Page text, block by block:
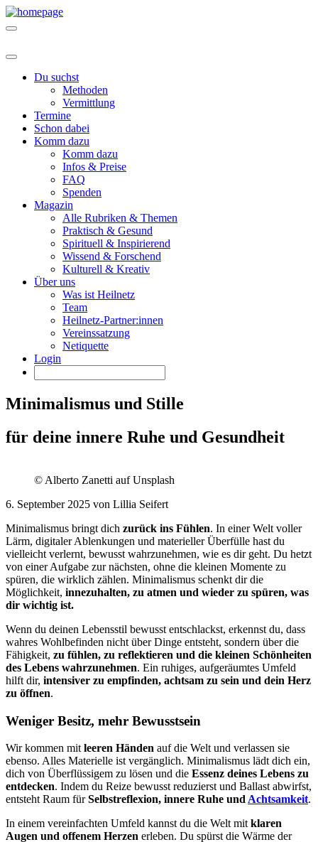
Du suchst
Methoden
Vermittlung
Termine
Schon dabei
Komm dazu
Komm dazu
Infos & Preise
FAQ
Spenden
Magazin
Alle Rubriken & Themen
Praktisch & Gesund
Spirituell & Inspirierend
Wissend & Forschend
Kulturell & Kreativ
Über uns
Was ist Heilnetz
Team
Heilnetz-Partner:innen
Vereinssatzung
Netiquette
Login
Minimalismus und Stille
für deine innere Ruhe und Gesundheit
© Alberto Zanetti auf Unsplash
6. September 2025 von Lillia Seifert
Minimalismus bringt dich zurück ins Fühlen. In einer Welt voller
Lärm, digitaler Ablenkungen und materieller Überfülle hast du
vielleicht verlernt, bewusst wahrzunehmen, wie es dir geht. Du hetzt
von einer Aufgabe zur nächsten, ohne die kleinen Momente zu
spüren, die wirklich zählen. Minimalismus schenkt dir die
Möglichkeit, innezuhalten, zu atmen und wieder zu spüren, was
dir wichtig ist.
Wenn du deinen Lebensstil bewusst entschlackst, erkennst du, dass
wahres Wohlbefinden nicht über Dinge entsteht, sondern über die
Fähigkeit, zu fühlen, zu reflektieren und die kleinen Schönheiten
des Lebens wahrzunehmen. Ein ruhiges, aufgeräumtes Umfeld
hilft dir, intensiver zu empfinden, achtsam zu sein und dein Herz
zu öffnen.
Weniger Besitz, mehr Bewusstsein
Wir kommen mit leeren Händen auf die Welt und verlassen sie
ebenso. Alles Materielle ist vergänglich. Minimalismus lädt dich ein,
dich von Überflüssigem zu lösen und die Essenz deines Lebens zu
entdecken. Indem du Reize bewusst reduzierst und Ballast abwirfst,
entsteht Raum fürSelbstreflexion, innere Ruhe und Achtsamkeit.
In einem vereinfachten Umfeld kannst du die Welt mit klaren
Augen und offenem Herzen erleben. Du spürst die Wärme der